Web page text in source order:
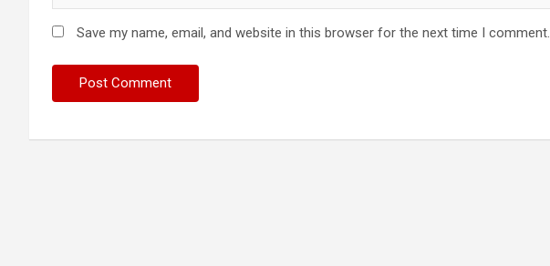
Save my name, email, and website in this browser for the next time I comment.